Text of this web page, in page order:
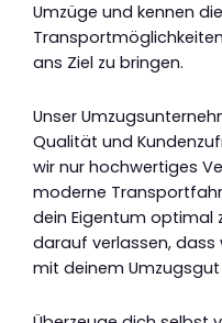
Umzüge und kennen
ans Ziel zu bringen.
Unser
Qualität und
wir nur hochwertiges
moderne
dein Eigentum optimal
darauf verlassen,
mit deinem